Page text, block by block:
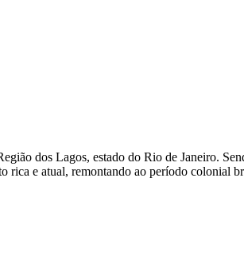
dos Lagos, estado do Rio de Janeiro.
rica e atual, remontando ao período colonial